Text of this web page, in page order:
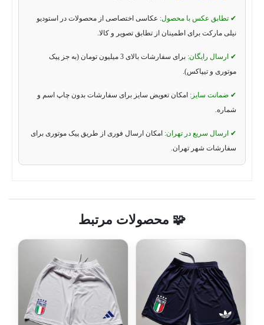
✔ تطابق عکس با محصول: عکاسی اختصاصی از محصولات در استودیو
نیلی مارکت برای اطمینان از تطابق تصویر و کالا.
✔ ارسال رایگان:
برای سفارشات بالای 3 میلیون تومان (به جز پیک
موتوری و تیپاکس).
✔ ضمانت سایز: امکان تعویض سایز برای سفارشات بدون چاپ اسم و
شماره.
✔ ارسال سریع در تهران: امکان ارسال فوری از طریق پیک موتوری برای
سفارشات شهر تهران.
🧩 محصولات مرتبط